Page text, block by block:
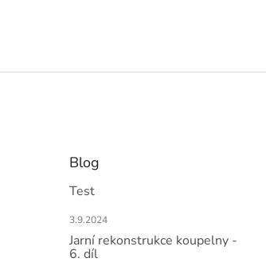
Blog
Test
3.9.2024
Jarní rekonstrukce koupelny -
6. díl